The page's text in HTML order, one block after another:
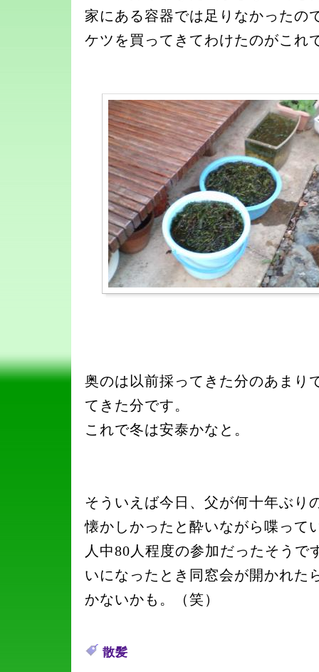
家にある容器では足りなかったの
ケツを買ってきてわけたのがこれ
奥のは以前採ってきた分のあまり
てきた分です。
これで冬は安泰かなと。
そういえば今日、父が何十年ぶり
懐かしかったと酔いながら喋って
人中80人程度の参加だったそうで
いになったとき同窓会が開かれた
かないかも。（笑）
散髪